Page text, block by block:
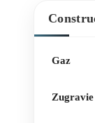
Gaz
Zugravie